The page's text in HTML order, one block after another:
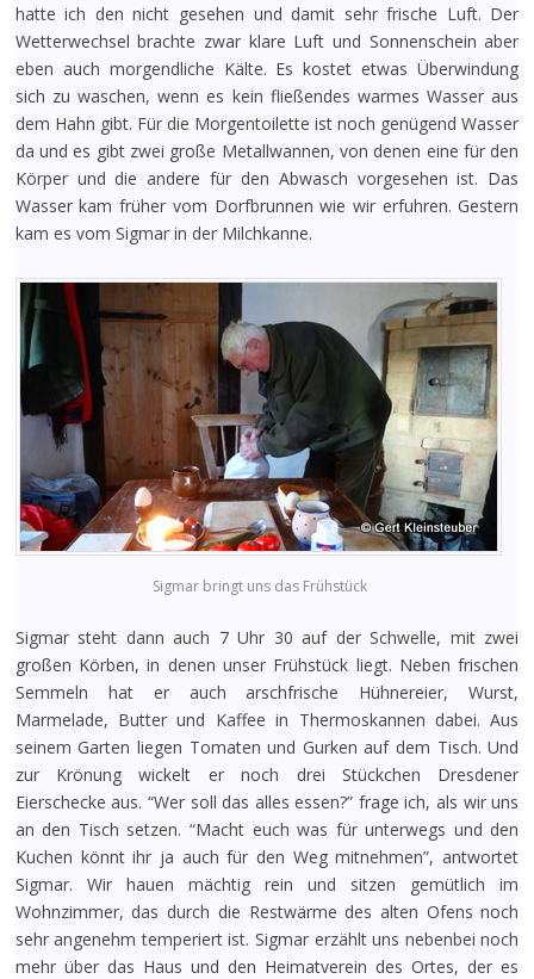
hatte ich den nicht gesehen und damit sehr frische Luft. Der
Wetterwechsel brachte zwar klare Luft und Sonnenschein aber
eben auch morgendliche Kälte. Es kostet etwas Überwindung
sich zu waschen, wenn es kein fließendes warmes Wasser aus
dem Hahn gibt. Für die Morgentoilette ist noch genügend Wasser
da und es gibt zwei große Metallwannen, von denen eine für den
Körper und die andere für den Abwasch vorgesehen ist. Das
Wasser kam früher vom Dorfbrunnen wie wir erfuhren. Gestern
kam es vom Sigmar in der Milchkanne.
Sigmar bringt uns das Frühstück
Sigmar steht dann auch 7 Uhr 30 auf der Schwelle, mit zwei
großen Körben, in denen unser Frühstück liegt. Neben frischen
Semmeln hat er auch arschfrische Hühnereier, Wurst,
Marmelade, Butter und Kaffee in Thermoskannen dabei. Aus
seinem Garten liegen Tomaten und Gurken auf dem Tisch. Und
zur Krönung wickelt er noch drei Stückchen Dresdener
Eierschecke aus. “Wer soll das alles essen?” frage ich, als wir uns
an den Tisch setzen. “Macht euch was für unterwegs und den
Kuchen könnt ihr ja auch für den Weg mitnehmen”, antwortet
Sigmar. Wir hauen mächtig rein und sitzen gemütlich im
Wohnzimmer, das durch die Restwärme des alten Ofens noch
sehr angenehm temperiert ist. Sigmar erzählt uns nebenbei noch
mehr über das Haus und den Heimatverein des Ortes, der es